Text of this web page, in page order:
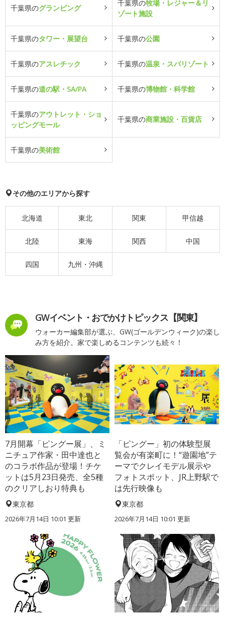
千葉県のグランピング
千葉県の牧場・レジャー＆リ
ゾート施設
千葉県のタワー・展望台 千葉県の公園
千葉県のアスレチック 千葉県の温泉・スパリゾート
千葉県の道の駅・SA/PA 千葉県の博物館・科学館
千葉県のアウトレット・ショ
ッピングモール
千葉県の商業施設・百貨店
千葉県の美術館
その他のエリアから探す
北海道 東北 関東 甲信越
北陸 東海 関西 中国
四国 九州・沖縄
GWイベント・おでかけトピックス【関東】
ウォーカー編集部が選ぶ、GW(ゴールデンウィーク)の楽し
み方を紹介。家で楽しめるコンテンツも続々！
7月開幕「ピングー展」、ミ
ニチュア作家・田中達也と
のコラボ作品が登場！チケ
ットは5月23日発売、全5種
のクリアしおり特典も
東京都
2026年7月14日 10:01 更新
「ピングー」初の体験型展
覧会が有楽町に！“遊園地”テ
ーマでクレイモデル展示や
フォトスポット、JR上野駅で
は先行映像も
東京都
2026年7月14日 10:01 更新